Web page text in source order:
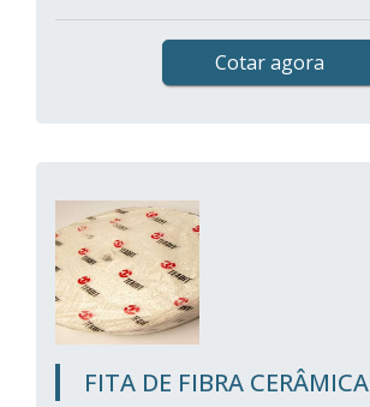
Cotar agora
FITA DE FIBRA CERÂMICA